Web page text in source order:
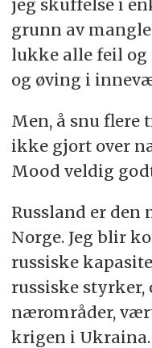
jeg skuffelse i
grunn av
lukke alle feil
og øving i
Men, å snu flere
ikke gjort over
Mood veldig
Russland er
Norge. Jeg blir
russiske
russiske styrker,
nærområder,
krigen i Ukraina.